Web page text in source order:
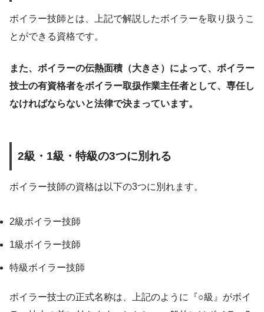
ボイラー技師とは、上記で解説したボイラーを取り扱うこ
とができる資格です。
また、ボイラーの伝熱面積（大きさ）によって、ボイラー
技士の有資格者をボイラー取扱作業主任者として、専任し
なければならないと法律で決まっています。
2級・1級・特級の3つに別れる
ボイラー技師の資格は以下の3つに別れます。
2級ボイラー技師
1級ボイラー技師
特級ボイラー技師
ボイラー技士の正式名称は、上記のように『○級』がボイ